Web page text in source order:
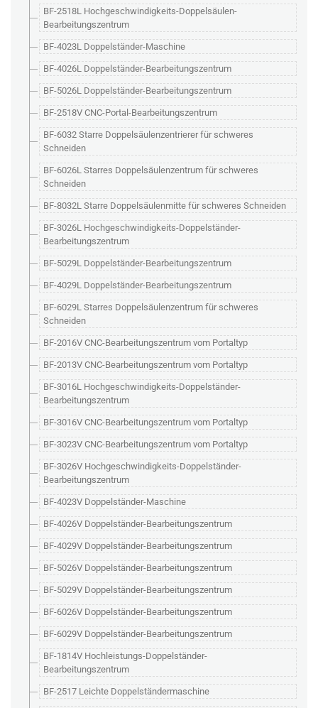
BF-2518L Hochgeschwindigkeits-Doppelsäulen-
Bearbeitungszentrum
BF-4023L Doppelständer-Maschine
BF-4026L Doppelständer-Bearbeitungszentrum
BF-5026L Doppelständer-Bearbeitungszentrum
BF-2518V CNC-Portal-Bearbeitungszentrum
BF-6032 Starre Doppelsäulenzentrierer für schweres
Schneiden
BF-6026L Starres Doppelsäulenzentrum für schweres
Schneiden
BF-8032L Starre Doppelsäulenmitte für schweres Schneiden
BF-3026L Hochgeschwindigkeits-Doppelständer-
Bearbeitungszentrum
BF-5029L Doppelständer-Bearbeitungszentrum
BF-4029L Doppelständer-Bearbeitungszentrum
BF-6029L Starres Doppelsäulenzentrum für schweres
Schneiden
BF-2016V CNC-Bearbeitungszentrum vom Portaltyp
BF-2013V CNC-Bearbeitungszentrum vom Portaltyp
BF-3016L Hochgeschwindigkeits-Doppelständer-
Bearbeitungszentrum
BF-3016V CNC-Bearbeitungszentrum vom Portaltyp
BF-3023V CNC-Bearbeitungszentrum vom Portaltyp
BF-3026V Hochgeschwindigkeits-Doppelständer-
Bearbeitungszentrum
BF-4023V Doppelständer-Maschine
BF-4026V Doppelständer-Bearbeitungszentrum
BF-4029V Doppelständer-Bearbeitungszentrum
BF-5026V Doppelständer-Bearbeitungszentrum
BF-5029V Doppelständer-Bearbeitungszentrum
BF-6026V Doppelständer-Bearbeitungszentrum
BF-6029V Doppelständer-Bearbeitungszentrum
BF-1814V Hochleistungs-Doppelständer-
Bearbeitungszentrum
BF-2517 Leichte Doppelständermaschine